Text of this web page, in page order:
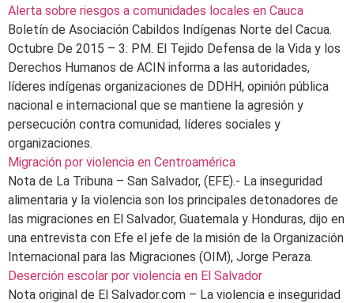
Alerta sobre riesgos a comunidades locales en Cauca
Boletín de Asociación Cabildos Indígenas Norte del Cacua.
Octubre De 2015 – 3: PM. El Tejido Defensa de la Vida y los
Derechos Humanos de ACIN informa a las autoridades,
líderes indígenas organizaciones de DDHH, opinión pública
nacional e internacional que se mantiene la agresión y
persecución contra comunidad, líderes sociales y
organizaciones.
Migración por violencia en Centroamérica
Nota de La Tribuna – San Salvador, (EFE).- La inseguridad
alimentaria y la violencia son los principales detonadores de
las migraciones en El Salvador, Guatemala y Honduras, dijo en
una entrevista con Efe el jefe de la misión de la Organización
Internacional para las Migraciones (OIM), Jorge Peraza.
Deserción escolar por violencia en El Salvador
Nota original de El Salvador.com – La violencia e inseguridad